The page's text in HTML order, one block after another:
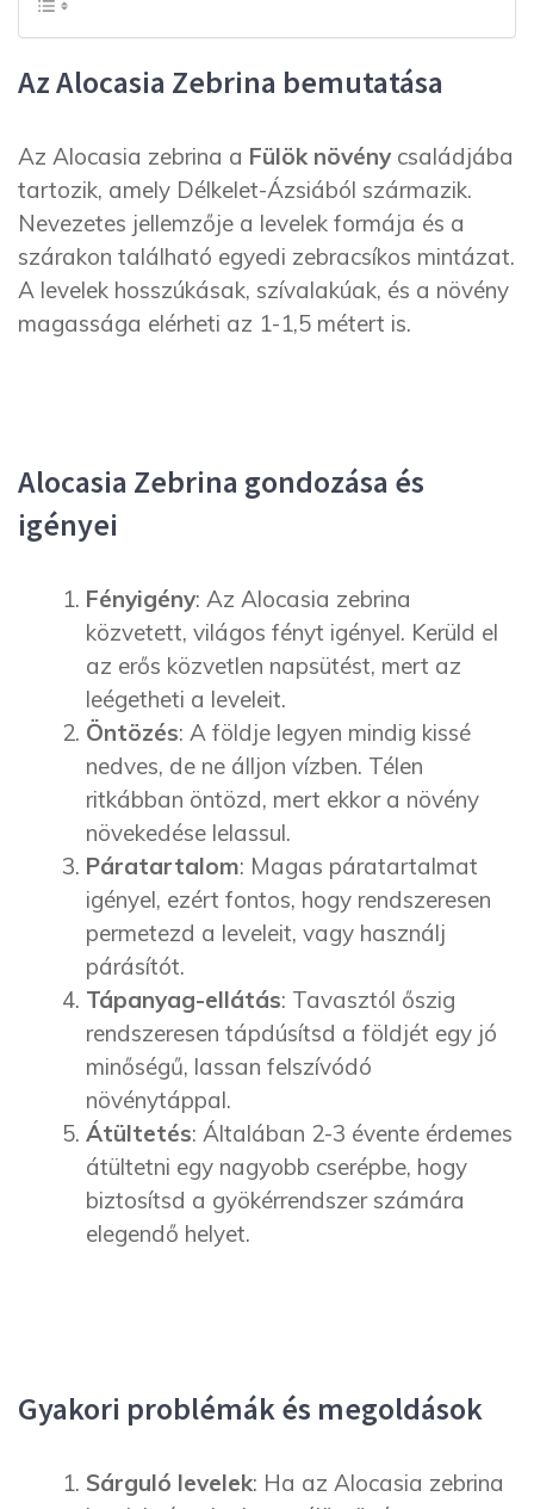
Az Alocasia Zebrina bemutatása
Az Alocasia zebrina a Fülök növénycsaládjába
tartozik, amely Délkelet-Ázsiából származik.
Nevezetes jellemzője a levelek formája és a
szárakon található egyedi zebracsíkos mintázat.
A levelek hosszúkásak, szívalakúak, és a növény
magassága elérheti az 1-1,5 métert is.
Alocasia Zebrina gondozása és
igényei
Fényigény: Az Alocasia zebrina
közvetett, világos fényt igényel. Kerüld el
az erős közvetlen napsütést, mert az
leégetheti a leveleit.
Öntözés: A földje legyen mindig kissé
nedves, de ne álljon vízben. Télen
ritkábban öntözd, mert ekkor a növény
növekedése lelassul.
Páratartalom: Magas páratartalmat
igényel, ezért fontos, hogy rendszeresen
permetezd a leveleit, vagy használj
párásítót.
Tápanyag-ellátás: Tavasztól őszig
rendszeresen tápdúsítsd a földjét egy jó
minőségű, lassan felszívódó
növénytáppal.
Átültetés: Általában 2-3 évente érdemes
átültetni egy nagyobb cserépbe, hogy
biztosítsd a gyökérrendszer számára
elegendő helyet.
Gyakori problémák és megoldások
Sárguló levelek: Ha az Alocasia zebrina